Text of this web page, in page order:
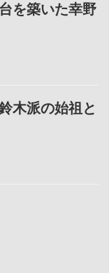
を築いた幸野
木派の始祖と